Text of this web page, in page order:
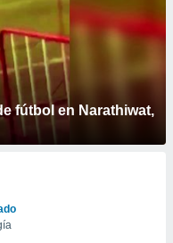
fútbol en Narathiwat,